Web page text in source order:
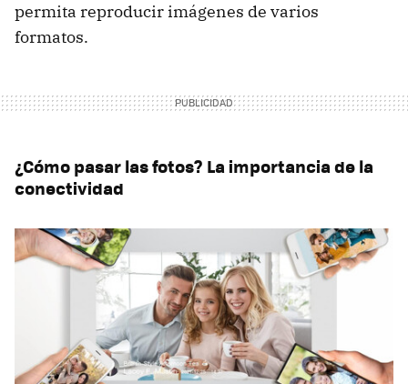
permita reproducir imágenes de varios
formatos.
¿Cómo pasar las fotos? La importancia de la
conectividad